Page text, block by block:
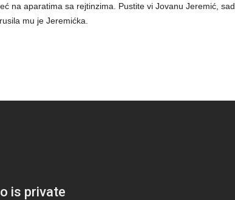
na aparatima sa rejtinzima. Pustite vi Jovanu Jeremić, sad
mu je Jeremićka.